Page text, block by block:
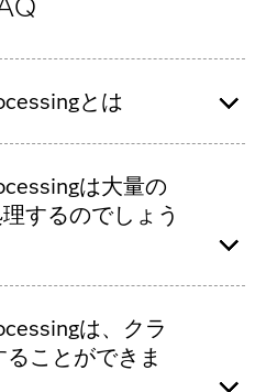
とは
ンです。あらゆるソースか
キャプチャおよび分析し、
とができます。AIと機械学
ートします。
は大量の
するのでしょう
間で毎秒数百万件のイベン
張してGPUアクセラレーシ
は、クラ
ことができま